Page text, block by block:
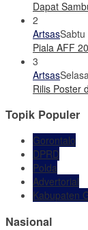
Dapat
2
ArtsasSabtu
Piala AFF
3
Artsas
Rilis Poster
Topik Populer
Gorontalo
DPRD
Polda
Advertorial
Kabupaten
Nasional